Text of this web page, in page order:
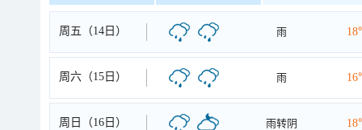
周五（14日） 雨
周六（15日） 雨
周日（16日） 雨转阴